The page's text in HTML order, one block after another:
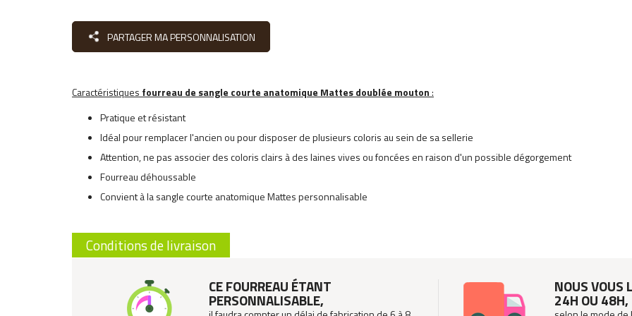
PARTAGER MA PERSONNALISATION
Caractéristiques fourreau de sangle courte anatomique Mattes doublée mouton:
Pratique et résistant
Idéal pour remplacer l'ancien ou pour disposer de plusieurs coloris au sein de sa sellerie
Attention, ne pas associer des coloris clairs à des laines vives ou foncées en raison d'un possible dégorgement
Fourreau déhoussable
Convient à la sangle courte anatomique Mattes personnalisable
Conditions de livraison
CE FOURREAU ÉTANT
PERSONNALISABLE,
NOUS VOUS
24H OU 48H,